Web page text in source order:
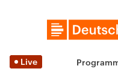
Live